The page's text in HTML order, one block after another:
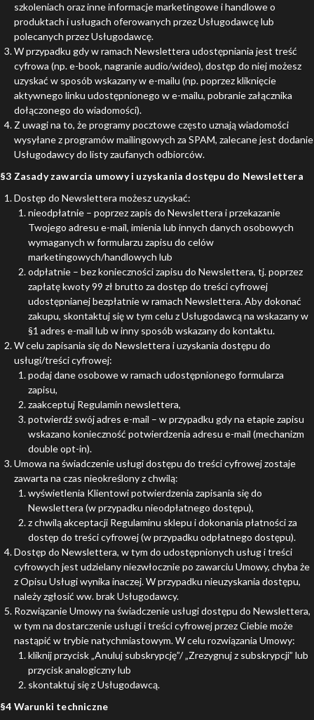
szkoleniach oraz inne informacje marketingowe i handlowe o
produktach i usługach oferowanych przez Usługodawcę lub
polecanych przez Usługodawcę.
W przypadku gdy w ramach Newslettera udostępniania jest treść
cyfrowa (np. e-book, nagranie audio/wideo), dostęp do niej możesz
uzyskać w sposób wskazany w e-mailu (np. poprzez kliknięcie
aktywnego linku udostępnionego w e-mailu, pobranie załącznika
dołączonego do wiadomości).
Z uwagi na to, że programy pocztowe często uznają wiadomości
wysyłane z programów mailingowych za SPAM, zalecane jest dodanie
Usługodawcy do listy zaufanych odbiorców.
§3 Zasady zawarcia umowy i uzyskania dostępu do Newslettera
Dostęp do Newslettera możesz uzyskać:
nieodpłatnie – poprzez zapis do Newslettera i przekazanie
Twojego adresu e-mail, imienia lub innych danych osobowych
wymaganych w formularzu zapisu do celów
marketingowych/handlowych lub
odpłatnie – bez konieczności zapisu do Newslettera, tj. poprzez
zapłatę kwoty 99 zł brutto za dostęp do treści cyfrowej
udostępnianej bezpłatnie w ramach Newslettera. Aby dokonać
zakupu, skontaktuj się w tym celu z Usługodawcą na wskazany w
§1 adres e-mail lub w inny sposób wskazany do kontaktu.
W celu zapisania się do Newslettera i uzyskania dostępu do
usługi/treści cyfrowej:
podaj dane osobowe w ramach udostępnionego formularza
zapisu,
zaakceptuj Regulamin newslettera,
potwierdź swój adres e-mail – w przypadku gdy na etapie zapisu
wskazano konieczność potwierdzenia adresu e-mail (mechanizm
double opt-in).
Umowa na świadczenie usługi dostępu do treści cyfrowej zostaje
zawarta na czas nieokreślony z chwilą:
wyświetlenia Klientowi potwierdzenia zapisania się do
Newslettera (w przypadku nieodpłatnego dostępu),
z chwilą akceptacji Regulaminu sklepu i dokonania płatności za
dostęp do treści cyfrowej (w przypadku odpłatnego dostępu).
Dostęp do Newslettera, w tym do udostępnionych usług i treści
cyfrowych jest udzielany niezwłocznie po zawarciu Umowy, chyba że
z Opisu Usługi wynika inaczej. W przypadku nieuzyskania dostępu,
należy zgłosić ww. brak Usługodawcy.
Rozwiązanie Umowy na świadczenie usługi dostępu do Newslettera,
w tym na dostarczenie usługi i treści cyfrowej przez Ciebie może
nastąpić w trybie natychmiastowym. W celu rozwiązania Umowy:
kliknij przycisk „Anuluj subskrypcję”/ „Zrezygnuj z subskrypcji” lub
przycisk analogiczny lub
skontaktuj się z Usługodawcą.
§4 Warunki techniczne